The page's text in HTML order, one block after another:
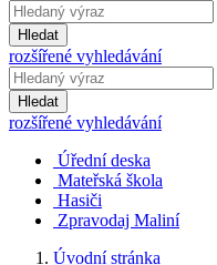
Hledat
rozšířené vyhledávání
Hledat
rozšířené vyhledávání
Úřední deska
Mateřská škola
Hasiči
Zpravodaj Maliní
Úvodní stránka